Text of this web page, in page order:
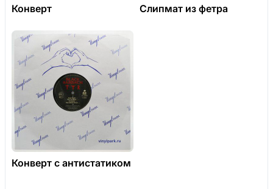
Конверт Слипмат из фетра
Конверт с антистатиком